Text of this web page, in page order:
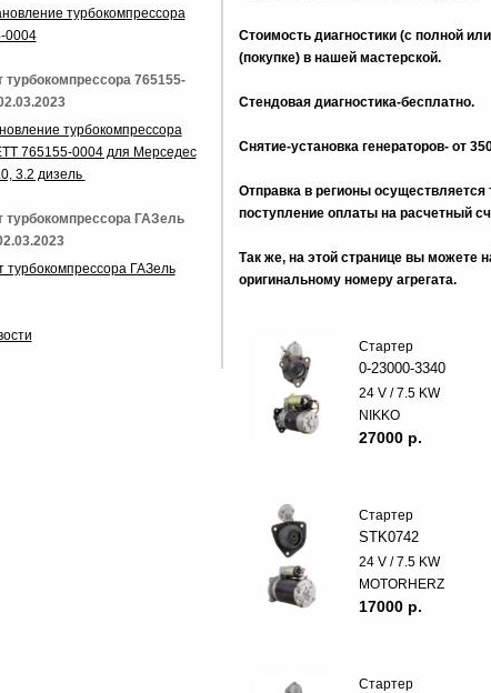
Стоимость диагностики (с полной
(покупке) в нашей мастерской.
Стендовая диагностика-бесплатно.
Снятие-установка генераторов- от
Отправка в регионы
поступление оплаты на расчетный
Так же, на этой странице вы можете
оригинальному номеру агрегата.
Стартер
0-23000-3340
24 V / 7.5 KW
NIKKO
27000 p.
Стартер
STK0742
24 V / 7.5 KW
MOTORHERZ
17000 p.
Стартер
турбокомпрессора
0004
турбокомпрессора 765155-
турбокомпрессора
765155-0004 для Мерседес
3.2 дизель
турбокомпрессора ГАЗель
турбокомпрессора ГАЗель